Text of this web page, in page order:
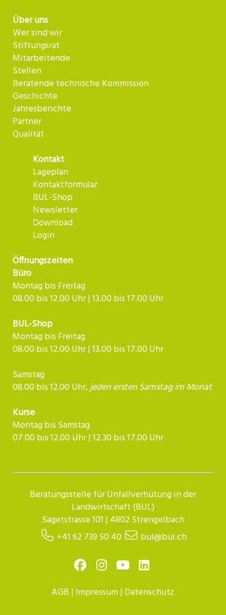
Über uns
Wer sind wir
Stiftungsrat
Mitarbeitende
Stellen
Beratende technische Kommission
Geschichte
Jahresberichte
Partner
Qualität
Kontakt
Lageplan
Kontaktformular
BUL-Shop
Newsletter
Download
Login
Öffnungszeiten
Büro
Montag bis Freitag
08.00 bis 12.00 Uhr | 13.00 bis 17.00 Uhr
BUL-Shop
Montag bis Freitag
08.00 bis 12.00 Uhr | 13.00 bis 17.00 Uhr
Samstag
08.00 bis 12.00 Uhr,jeden ersten Samstag im Monat
Kurse
Montag bis Samstag
07.00 bis 12.00 Uhr | 12.30 bis 17.00 Uhr​​​​​​
Beratungsstelle für Unfallverhütung in der
Landwirtschaft (BUL)
Sägetstrasse 101 | 4802 Strengelbach
+41 62 739 50 40
bul@bul.ch
AGB | Impressum| Datenschutz